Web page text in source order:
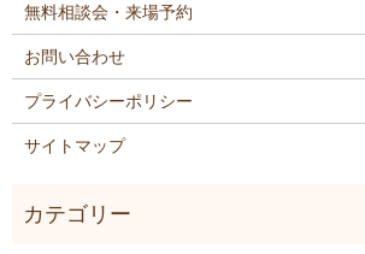
無料相談会・来場予約
お問い合わせ
プライバシーポリシー
サイトマップ